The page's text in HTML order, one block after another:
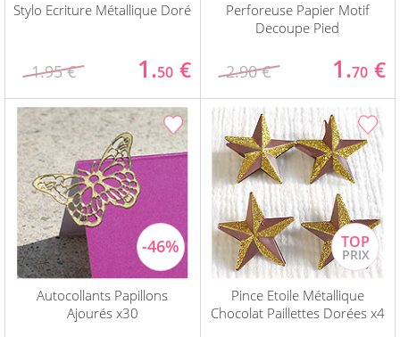
Stylo Ecriture Métallique Doré
1.95 € 1.50 €
Perforeuse Papier Motif
Decoupe Pied
2.90 € 1.70 €
Autocollants Papillons
Ajourés x30
Pince Etoile Métallique
Chocolat Paillettes Dorées x4